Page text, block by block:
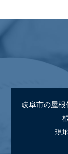
岐阜市の屋根
現